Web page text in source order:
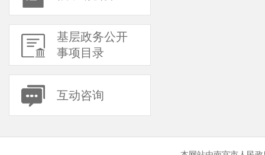
基层政务公开
事项目录
互动咨询